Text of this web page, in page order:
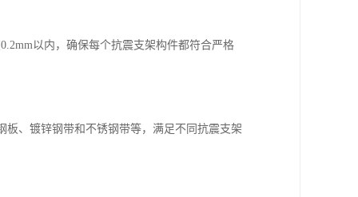
以内，确保每个抗震支架构件都符合严格
、镀锌钢带和不锈钢带等，满足不同抗震支架